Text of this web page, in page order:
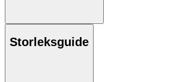
Storleksguide